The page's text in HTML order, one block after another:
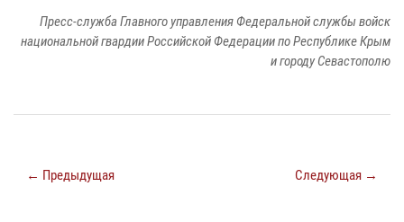
Пресс-служба Главного управления Федеральной службы войск
национальной гвардии Российской Федерации по Республике Крым
и городу Севастополю
← Предыдущая Следующая →